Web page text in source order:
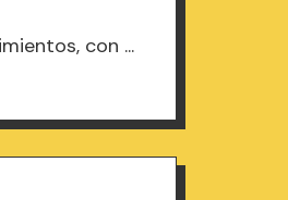
con ...